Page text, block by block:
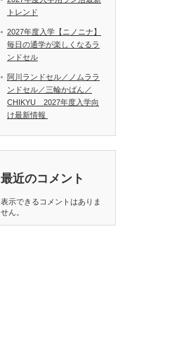
トレンド
2027年度入学【ニノニナ】
毎日の通学が楽しくなるラ
ンドセル
阿川ランドセル／ノムララ
ンドセル／三輪かばん／
CHIKYU 2027年度入学向
け最新情報
最近のコメント
表示できるコメントはありま
せん。